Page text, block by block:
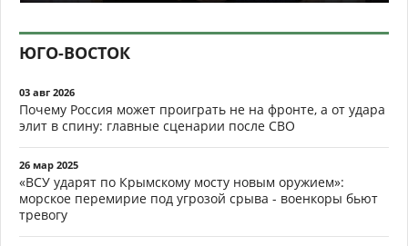
ЮГО-ВОСТОК
03 авг 2026
Почему Россия может проиграть не на фронте, а от удара
элит в спину: главные сценарии после СВО
26 мар 2025
«ВСУ ударят по Крымскому мосту новым оружием»:
морское перемирие под угрозой срыва - военкоры бьют
тревогу